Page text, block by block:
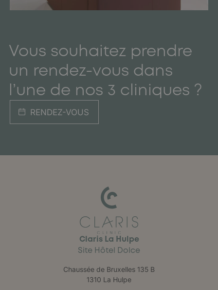
Vous souhaitez prendre
un rendez-vous dans
l’une de nos 3 cliniques ?
RENDEZ-VOUS
Claris La Hulpe
Site Hôtel Dolce
Chaussée de Bruxelles 135 B
1310 La Hulpe